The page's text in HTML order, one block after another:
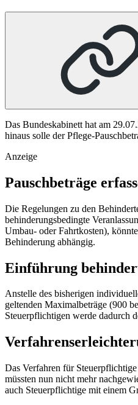
Das Bundeskabinett hat am
hinaus solle der Pflege-
Anzeige
Pauschbeträge
Die Regelungen zu den
behinderungsbedingte
Umbau- oder Fahrtkosten),
Behinderung abhängig.
Einführung
Anstelle des bisherigen
geltenden Maximalbeträge (900
Steuerpflichtigen werde dadurch
Das Verfahren für
müssten nun nicht mehr
auch Steuerpflichtige mit einem